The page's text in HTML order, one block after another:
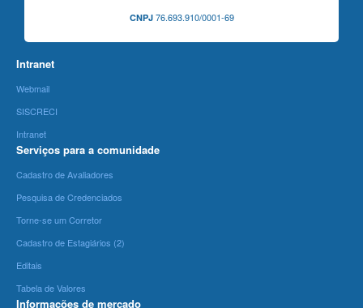
CNPJ76.693.910/0001-69
Intranet
Webmail
SISCRECI
Intranet
Serviços para a comunidade
Cadastro de Avaliadores
Pesquisa de Credenciados
Torne-se um Corretor
Cadastro de Estagiários (2)
Editais
Tabela de Valores
Informações de mercado